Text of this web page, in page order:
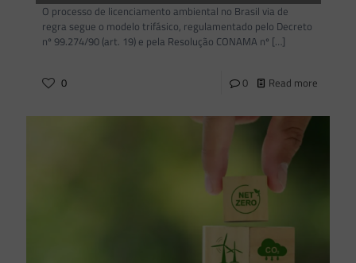
O processo de licenciamento ambiental no Brasil via de
regra segue o modelo trifásico, regulamentado pelo Decreto
nº 99.274/90 (art. 19) e pela Resolução CONAMA nº […]
0 0 Read more